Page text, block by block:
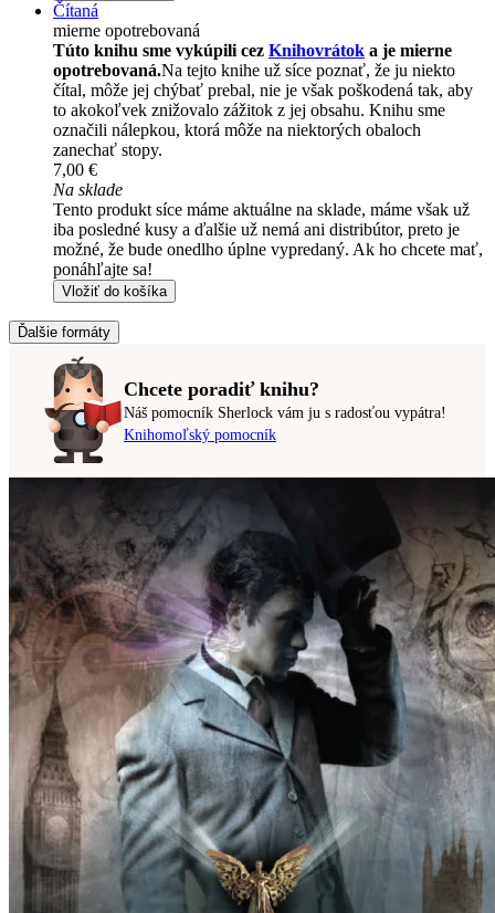
Čítaná
mierne opotrebovaná
Túto knihu sme vykúpili cez Knihovrátok a je mierne
opotrebovaná.Na tejto knihe už síce poznať, že ju niekto
čítal, môže jej chýbať prebal, nie je však poškodená tak, aby
to akokoľvek znižovalo zážitok z jej obsahu. Knihu sme
označili nálepkou, ktorá môže na niektorých obaloch
zanechať stopy.
7,00 €
Na sklade
Tento produkt síce máme aktuálne na sklade, máme však už
iba posledné kusy a ďalšie už nemá ani distribútor, preto je
možné, že bude onedlho úplne vypredaný. Ak ho chcete mať,
ponáhľajte sa!
Vložiť do košíka
Ďalšie formáty
Chcete poradiť knihu?
Náš pomocník Sherlock vám ju s radosťou vypátra!
Knihomoľský pomocník